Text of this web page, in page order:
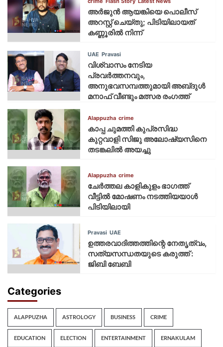
അർജുൻ ആയങ്കിയെ പൊലീസ്
അറസ്റ്റ് ചെയ്‌തു; പിടിയിലായത്
കണ്ണൂരിൽ നിന്ന്
UAE Pravasi
വിശ്വാസം നേടിയ
പ്രവർത്തനവും,
അനുഭവസമ്പത്തുമായി അബ്‌ദുൾ
മനാഫ് വീണ്ടും മത്സര രംഗത്ത്
Alappuzha crime
കാപ്പ ചുമത്തി കുപ്രസിദ്ധ
കുറ്റവാളി സിജു അലോഷ്യസിനെ
തടങ്കലിൽ അയച്ചു
Alappuzha crime
ചേർത്തല കാളികുളം ഭാഗത്ത്
വീട്ടിൽ മോഷണം നടത്തിയയാൾ
പിടിയിലായി
Pravasi UAE
ഉത്തരവാദിത്തത്തിന്റെ നേതൃത്വം,
സത്യസന്ധതയുടെ കരുത്ത് :
ജിബി ബേബി
Categories
ALAPPUZHA ASTROLOGY BUSINESS CRIME
EDUCATION ELECTION ENTERTAINMENT ERNAKULAM